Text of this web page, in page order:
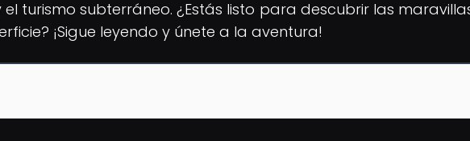
turismo subterráneo. ¿Estás listo para descubrir las
¡Sigue leyendo y únete a la aventura!